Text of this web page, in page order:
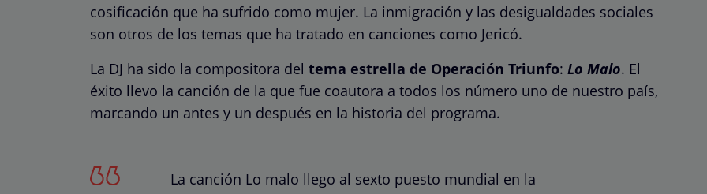
cosificación que ha sufrido como mujer. La inmigración y las desigualdades sociales
son otros de los temas que ha tratado en canciones como Jericó.
La DJ ha sido la compositora del tema estrella de Operación Triunfo: Lo Malo. El
éxito llevo la canción de la que fue coautora a todos los número uno de nuestro país,
marcando un antes y un después en la historia del programa.
La canción Lo malo llego al sexto puesto mundial en la